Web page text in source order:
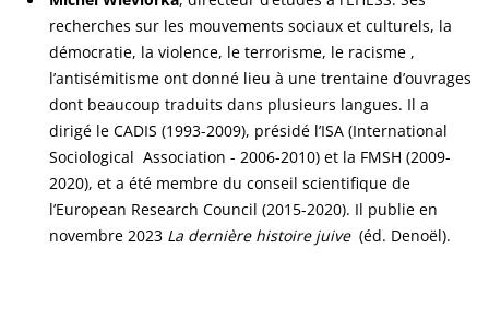
recherches sur les mouvements sociaux et culturels, la
démocratie, la violence, le terrorisme, le racisme ,
l’antisémitisme ont donné lieu à une trentaine d’ouvrages
dont beaucoup traduits dans plusieurs langues. Il a
dirigé le CADIS (1993-2009), présidé l’ISA (International
Sociological Association - 2006-2010) et la FMSH (2009-
2020), et a été membre du conseil scientifique de
l’European Research Council (2015-2020). Il publie en
novembre 2023 La dernière histoire juive (éd. Denoël).